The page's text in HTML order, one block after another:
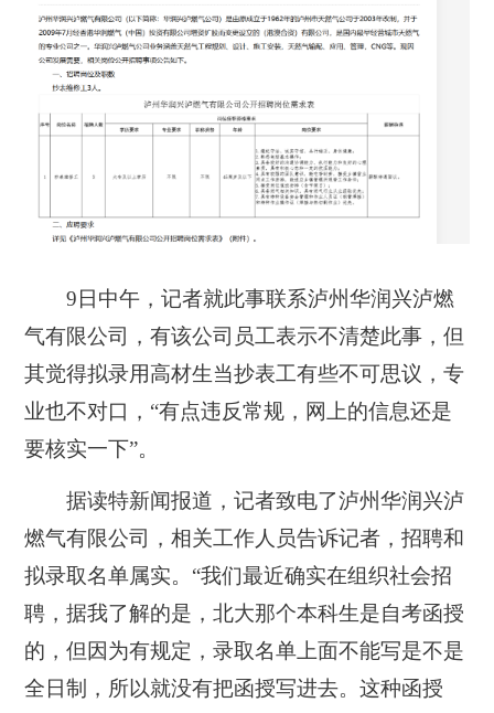
9日中午，记者就此事联系泸州华润兴泸燃
气有限公司，有该公司员工表示不清楚此事，但
其觉得拟录用高材生当抄表工有些不可思议，专
业也不对口，“有点违反常规，网上的信息还是
要核实一下”。
据读特新闻报道，记者致电了泸州华润兴泸
燃气有限公司，相关工作人员告诉记者，招聘和
拟录取名单属实。“我们最近确实在组织社会招
聘，据我了解的是，北大那个本科生是自考函授
的，但因为有规定，录取名单上面不能写是不是
全日制，所以就没有把函授写进去。这种函授